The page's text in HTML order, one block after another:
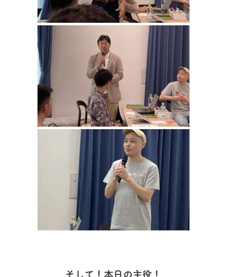
そして！本日の主役！